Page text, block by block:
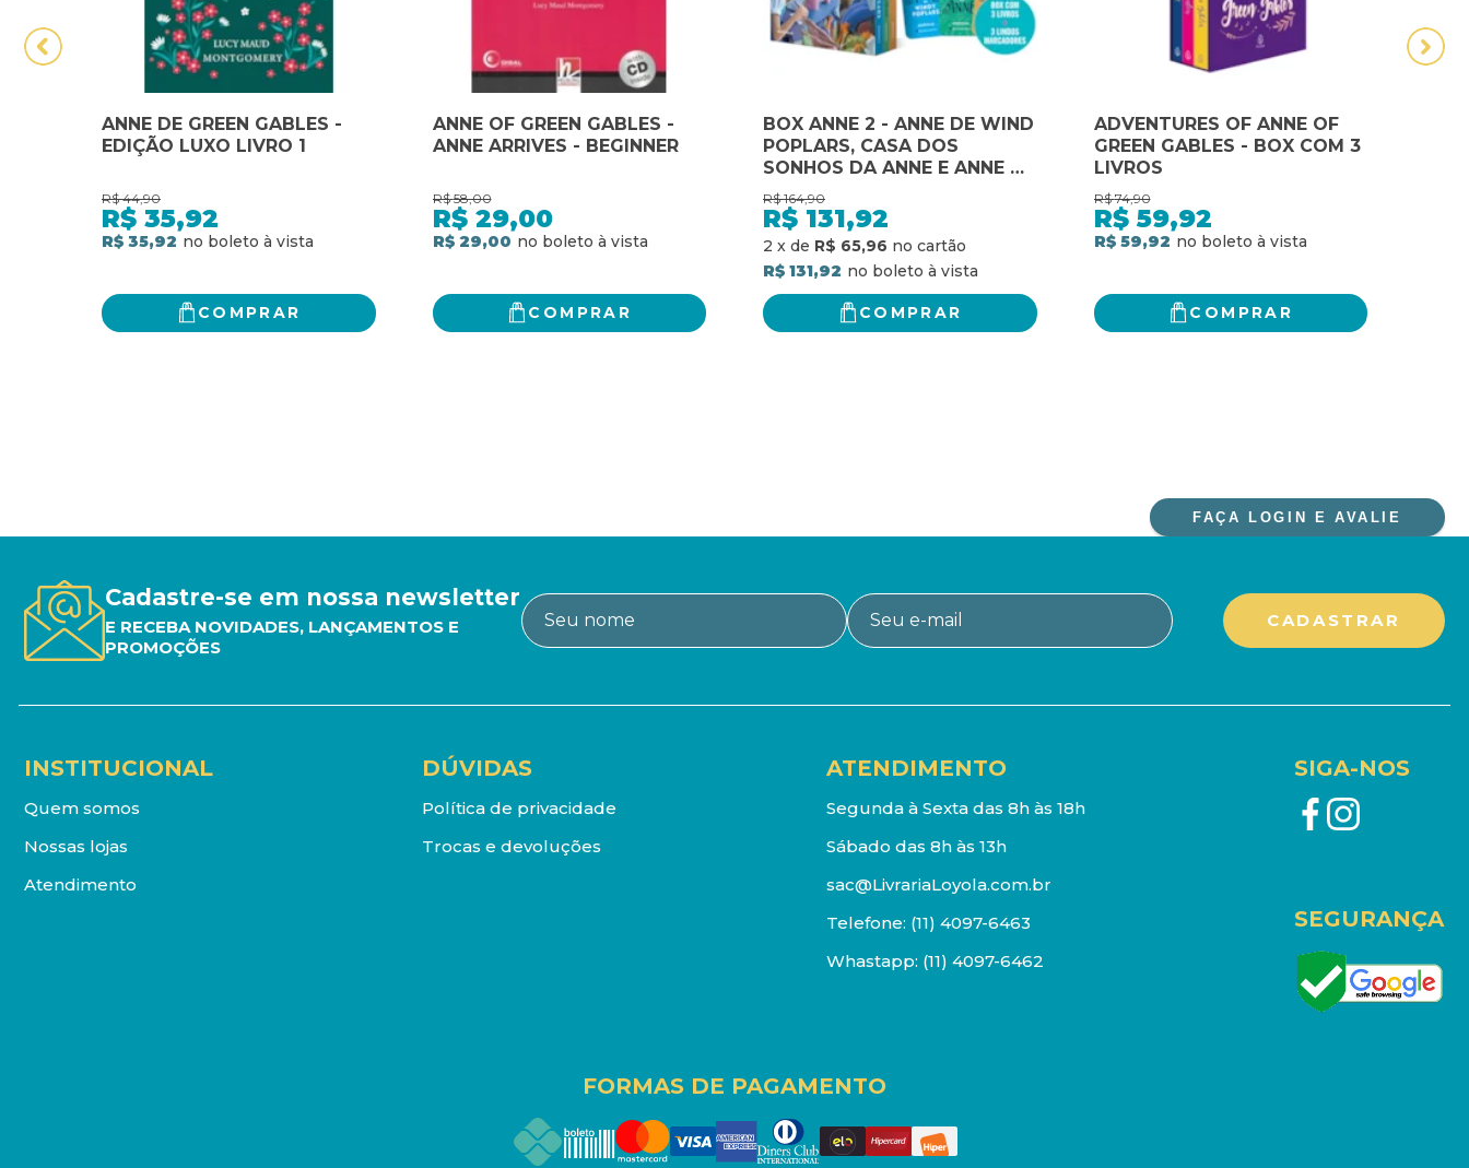
ANNE DE GREEN GABLES -
EDIÇÃO LUXO LIVRO 1
R$ 44,90
R$ 35,92
R$ 35,92
COMPRAR
ANNE OF GREEN GABLES -
ANNE ARRIVES - BEGINNER
R$ 58,00
R$ 29,00
R$ 29,00
COMPRAR
BOX ANNE 2 - ANNE DE WIND
POPLARS, CASA DOS
SONHOS DA ANNE E ANNE DE
INGLESIDE - (TEXTO
INTEGRAL - CLÁSSICOS
AUTÊNTICA)
R$ 164,90
R$ 131,92
2 x de R$ 65,96
R$ 131,92
COMPRAR
ADVENTURES OF ANNE OF
GREEN GABLES - BOX COM 3
LIVROS
R$ 74,90
R$ 59,92
R$ 59,92
COMPRAR
FAÇA LOGIN E AVALIE
Cadastre-se em nossa newsletter
E RECEBA NOVIDADES, LANÇAMENTOS E
PROMOÇÕES
INSTITUCIONAL
Quem somos
Nossas lojas
Atendimento
DÚVIDAS
Política de privacidade
Trocas e devoluções
ATENDIMENTO
Segunda à Sexta das 8h às 18h
Sábado das 8h às 13h
sac@LivrariaLoyola.com.br
Telefone: (11) 4097-6463
Whastapp: (11) 4097-6462
SIGA-NOS
SEGURANÇA
FORMAS DE PAGAMENTO